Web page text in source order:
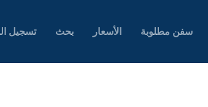
سفن مطلوبة الأسعار بحث تسجيل